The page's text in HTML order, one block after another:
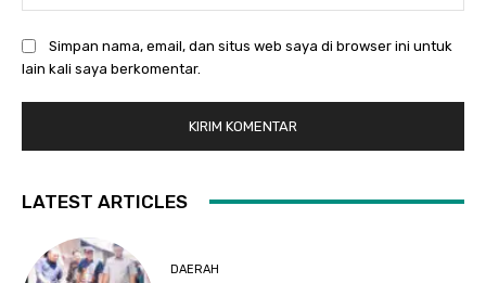
Simpan nama, email, dan situs web saya di browser ini untuk
lain kali saya berkomentar.
LATEST ARTICLES
DAERAH